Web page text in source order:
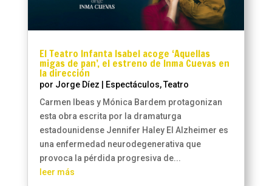
El Teatro Infanta Isabel acoge ‘Aquellas
migas de pan’, el estreno de Inma Cuevas en
la dirección
por Jorge Díez Espectáculos,Teatro
Carmen Ibeas y Mónica Bardem protagonizan
esta obra escrita por la dramaturga
estadounidense Jennifer Haley El Alzheimer es
una enfermedad neurodegenerativa que
provoca la pérdida progresiva de...
leer más